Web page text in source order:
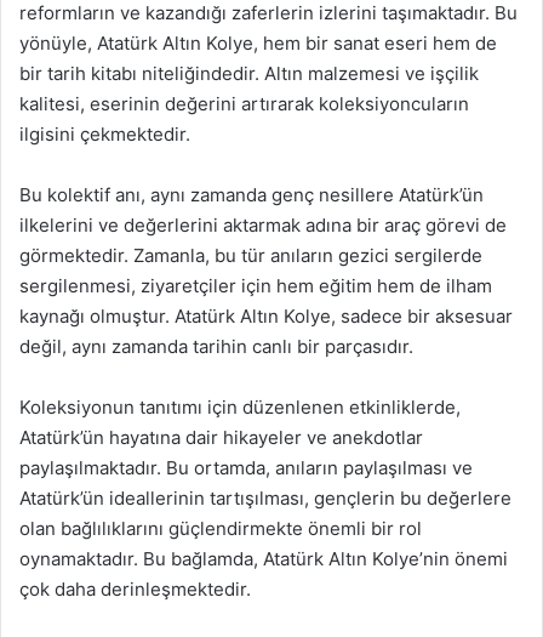
reformların ve kazandığı zaferlerin izlerini taşımaktadır. Bu
yönüyle, Atatürk Altın Kolye, hem bir sanat eseri hem de
bir tarih kitabı niteliğindedir. Altın malzemesi ve işçilik
kalitesi, eserinin değerini artırarak koleksiyoncuların
ilgisini çekmektedir.
Bu kolektif anı, aynı zamanda genç nesillere Atatürk’ün
ilkelerini ve değerlerini aktarmak adına bir araç görevi de
görmektedir. Zamanla, bu tür anıların gezici sergilerde
sergilenmesi, ziyaretçiler için hem eğitim hem de ilham
kaynağı olmuştur. Atatürk Altın Kolye, sadece bir aksesuar
değil, aynı zamanda tarihin canlı bir parçasıdır.
Koleksiyonun tanıtımı için düzenlenen etkinliklerde,
Atatürk’ün hayatına dair hikayeler ve anekdotlar
paylaşılmaktadır. Bu ortamda, anıların paylaşılması ve
Atatürk’ün ideallerinin tartışılması, gençlerin bu değerlere
olan bağlılıklarını güçlendirmekte önemli bir rol
oynamaktadır. Bu bağlamda, Atatürk Altın Kolye’nin önemi
çok daha derinleşmektedir.